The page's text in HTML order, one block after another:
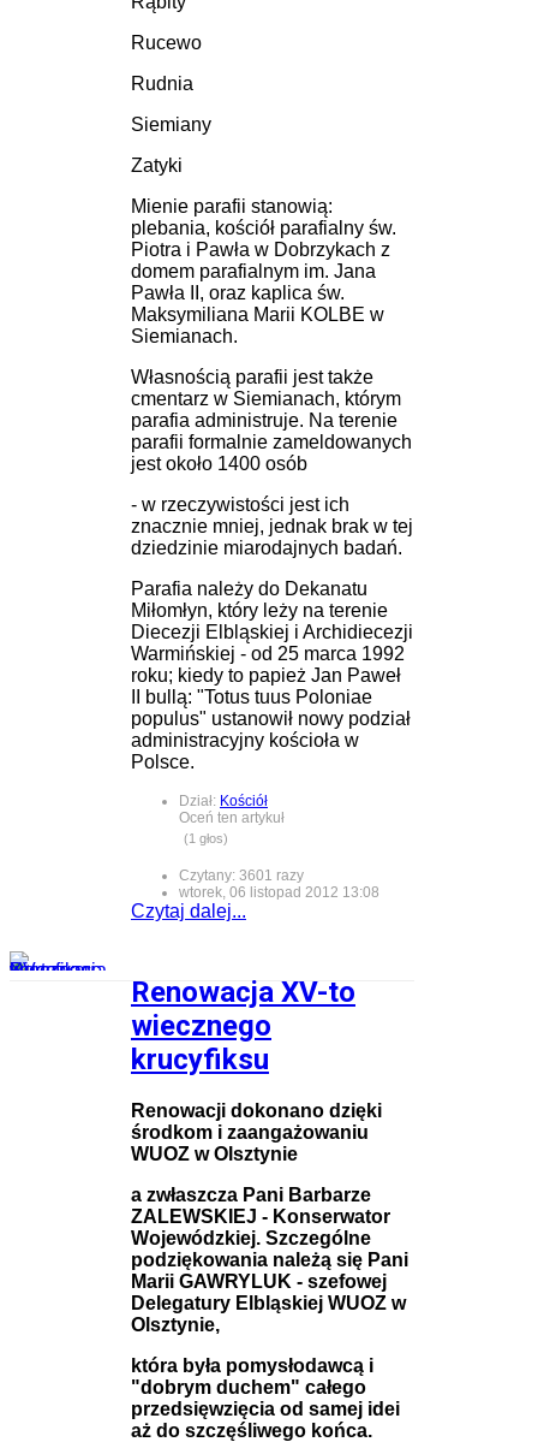
Rucewo
Rudnia
Siemiany
Zatyki
Mienie parafii stanowią:
plebania, kościół parafialny św.
Piotra i Pawła w Dobrzykach z
domem parafialnym im. Jana
Pawła II, oraz kaplica św.
Maksymiliana Marii KOLBE w
Siemianach.
Własnością parafii jest także
cmentarz w Siemianach, którym
parafia administruje. Na terenie
parafii formalnie zameldowanych
jest około 1400 osób
- w rzeczywistości jest ich
znacznie mniej, jednak brak w tej
dziedzinie miarodajnych badań.
Parafia należy do Dekanatu
Miłomłyn, który leży na terenie
Diecezji Elbląskiej i Archidiecezji
Warmińskiej - od 25 marca 1992
roku; kiedy to papież Jan Paweł
II bullą: "Totus tuus Poloniae
populus" ustanowił nowy podział
administracyjny kościoła w
Polsce.
Dział: Kościół
Oceń ten artykuł
(1 głos)
Czytany: 3601 razy
wtorek, 06 listopad 2012 13:08
Czytaj dalej...
Renowacja XV-to
wiecznego
krucyfiksu
Renowacji dokonano dzięki
środkom i zaangażowaniu
WUOZ w Olsztynie
a zwłaszcza Pani Barbarze
ZALEWSKIEJ - Konserwator
Wojewódzkiej. Szczególne
podziękowania należą się Pani
Marii GAWRYLUK - szefowej
Delegatury Elbląskiej WUOZ w
Olsztynie,
która była pomysłodawcą i
"dobrym duchem" całego
przedsięwzięcia od samej idei
aż do szczęśliwego końca.